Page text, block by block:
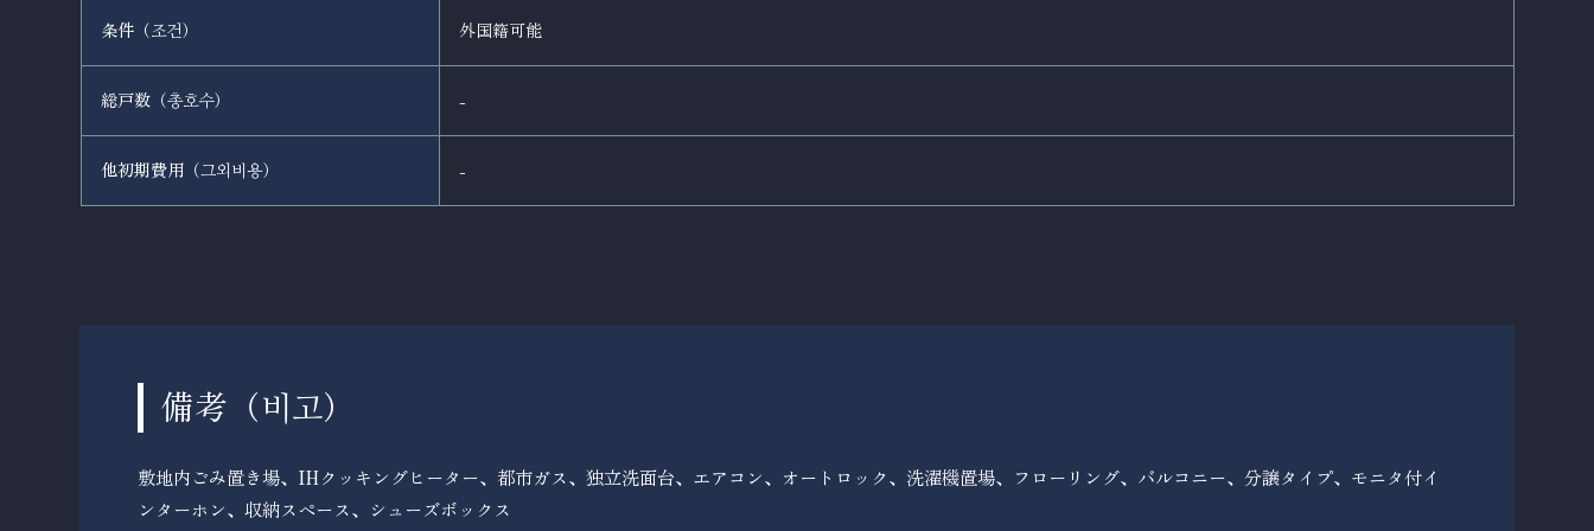
条件（조건） 外国籍可能
総戸数（총호수） -
他初期費用（그외비용） -
備考（비고）
敷地内ごみ置き場、IHクッキングヒーター、都市ガス、独立洗面台、エアコン、オートロック、洗濯機置場、フローリング、バルコニー、分譲タイプ、モニタ付イ
ンターホン、収納スペース、シューズボックス